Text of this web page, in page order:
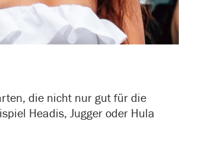
die nicht nur gut für die
Headis, Jugger oder Hula